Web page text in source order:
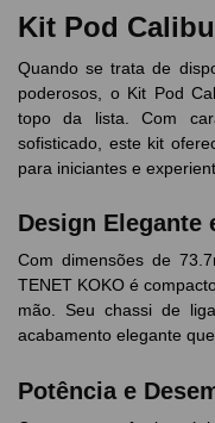
Kit Pod
Quando se trata de
poderosos, o Kit Pod
topo da lista. Com
sofisticado, este kit
para iniciantes e
Design Elegante
Com dimensões de
TENET KOKO é
mão. Seu chassi de
acabamento elegante
Potência e